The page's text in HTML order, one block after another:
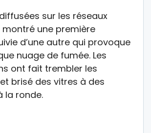
sur les réseaux
une première
d’une autre qui provoque
nuage de fumée. Les
ont fait trembler les
brisé des vitres à des
la ronde.